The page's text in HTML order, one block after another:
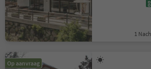
1
Op aanvraag